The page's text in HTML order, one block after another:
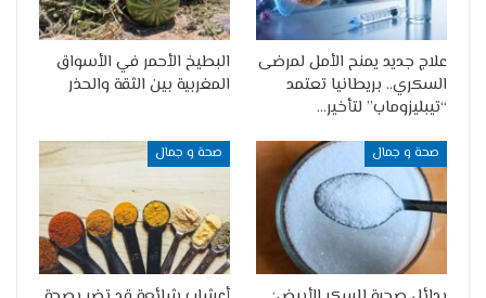
علاج جديد يمنح الأمل لمرضى
السكري.. بريطانيا تعتمد
“تيبليزوماب” لتأخير…
البطيخ الأحمر في الأسواق
المغربية بين الثقة والحذر
صحة و جمال صحة و جمال